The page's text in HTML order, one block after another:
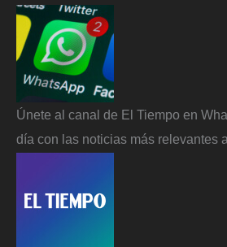
Únete al canal de El Tiempo en
día con las noticias más relevantes